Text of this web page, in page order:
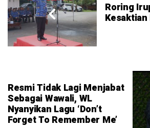
Roring
Resmi Tidak Lagi Menjabat
Sebagai Wawali, WL
Nyanyikan Lagu ‘Don’t
Forget To Remember Me’